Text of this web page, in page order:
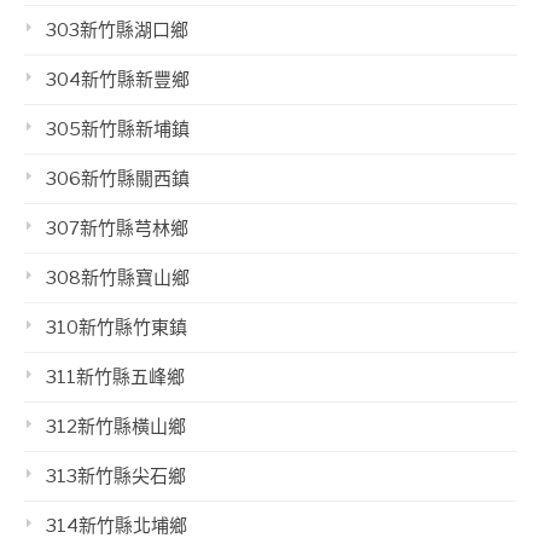
303新竹縣湖口鄉
304新竹縣新豐鄉
305新竹縣新埔鎮
306新竹縣關西鎮
307新竹縣芎林鄉
308新竹縣寶山鄉
310新竹縣竹東鎮
311新竹縣五峰鄉
312新竹縣橫山鄉
313新竹縣尖石鄉
314新竹縣北埔鄉